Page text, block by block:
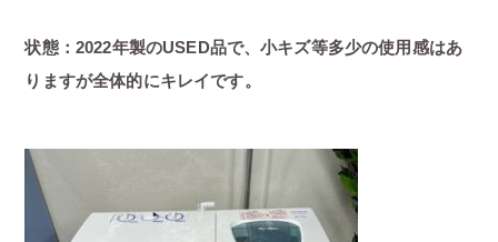
状態：2022年製のUSED品で、小キズ等多少の使用感はあ
りますが全体的にキレイです。